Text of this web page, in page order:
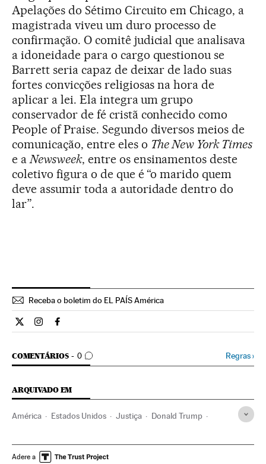
Apelações do Sétimo Circuito em Chicago, a
magistrada viveu um duro processo de
confirmação. O comitê judicial que analisava
a idoneidade para o cargo questionou se
Barrett seria capaz de deixar de lado suas
fortes convicções religiosas na hora de
aplicar a lei. Ela integra um grupo
conservador de fé cristã conhecido como
People of Praise. Segundo diversos meios de
comunicação, entre eles o The New York Times
e aNewsweek, entre os ensinamentos deste
coletivo figura o de que é “o marido quem
deve assumir toda a autoridade dentro do
lar”.
Receba o boletim do EL PAÍS América
Internacional El País Brasil en Twitter
Internacional El País Brasil en Instagram
Internacional El País Brasil en Facebook
COMENTÁRIOS 0
COMENTÁRIOS Regras›
ARQUIVADO EM
América Estados Unidos Justiça Donald Trump
Adere a